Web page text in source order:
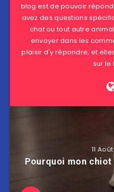
blog est de pouvoir
avez des questions
chat ou tout autre
envoyer dans les
plaisir d'y répondre, et
sur le
11
Pourquoi mon